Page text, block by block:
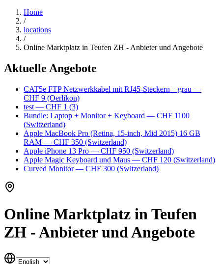
Home
/
locations
/
Online Marktplatz in Teufen ZH - Anbieter und Angebote
Aktuelle Angebote
CAT5e FTP Netzwerkkabel mit RJ45-Steckern – grau —
CHF 9 (Oerlikon)
test — CHF 1 (3)
Bundle: Laptop + Monitor + Keyboard — CHF 1100
(Switzerland)
Apple MacBook Pro (Retina, 15-inch, Mid 2015) 16 GB
RAM — CHF 350 (Switzerland)
Apple iPhone 13 Pro — CHF 950 (Switzerland)
Apple Magic Keyboard und Maus — CHF 120 (Switzerland)
Curved Monitor— CHF 300 (Switzerland)
Online Marktplatz in Teufen
ZH - Anbieter und Angebote